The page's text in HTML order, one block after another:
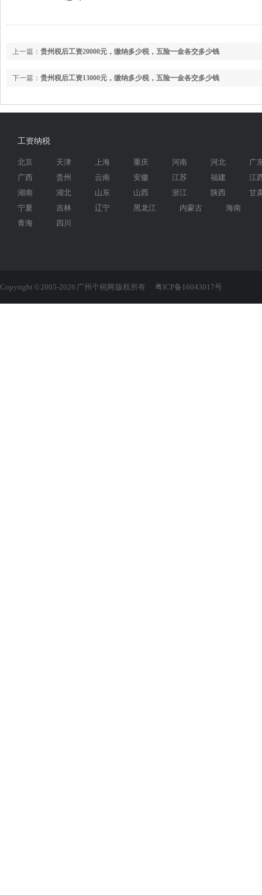
上一篇： 贵州税后工资20000元，缴纳多少税，五险一金各交多少钱
下一篇： 贵州税后工资13000元，缴纳多少税，五险一金各交多少钱
工资纳税
北京 天津 上海 重庆 河南 河北
广
广西
贵州 云南 安徽 江苏 福建
江
湖南
湖北 山东 山西 浙江 陕西
甘
宁夏
吉林 辽宁 黑龙江 内蒙古
海南
青海
四川
Copyright © 2005-2026 广州个税网 版权所有 粤ICP备16043017号